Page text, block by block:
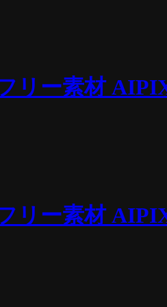
リー素材
リー素材